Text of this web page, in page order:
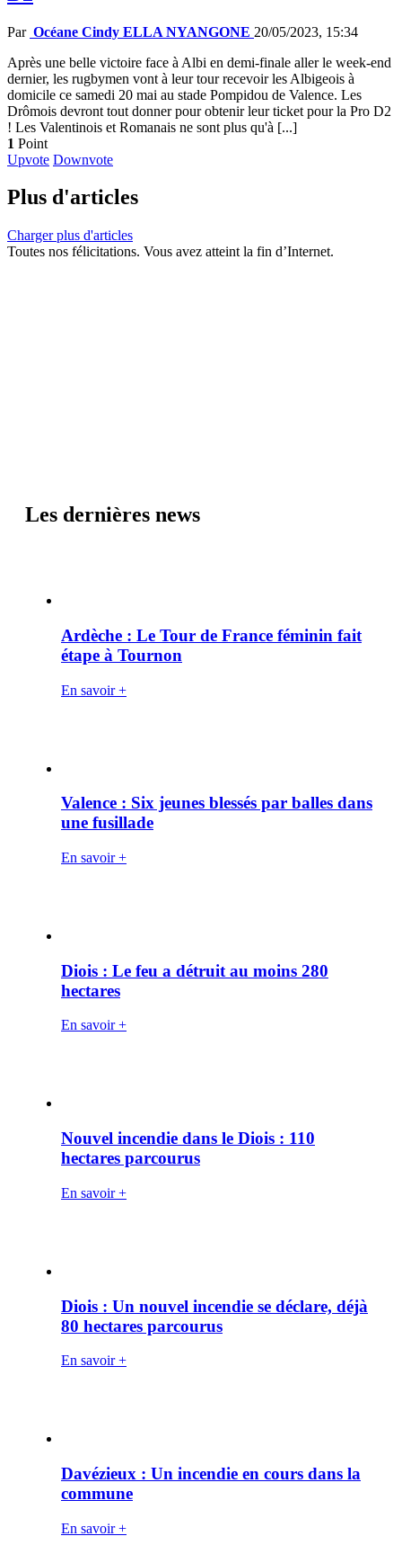
Par Océane Cindy ELLA NYANGONE 20/05/2023, 15:34
Après une belle victoire face à Albi en demi-finale aller le week-end
dernier, les rugbymen vont à leur tour recevoir les Albigeois à
domicile ce samedi 20 mai au stade Pompidou de Valence. Les
Drômois devront tout donner pour obtenir leur ticket pour la Pro D2
! Les Valentinois et Romanais ne sont plus qu'à [...]
1 Point
Upvote Downvote
Plus d'articles
Charger plus d'articles
Toutes nos félicitations. Vous avez atteint la fin d’Internet.
Les dernières news
Ardèche : Le Tour de France féminin fait
étape à Tournon
En savoir +
Valence : Six jeunes blessés par balles dans
une fusillade
En savoir +
Diois : Le feu a détruit au moins 280
hectares
En savoir +
Nouvel incendie dans le Diois : 110
hectares parcourus
En savoir +
Diois : Un nouvel incendie se déclare, déjà
80 hectares parcourus
En savoir +
Davézieux : Un incendie en cours dans la
commune
En savoir +